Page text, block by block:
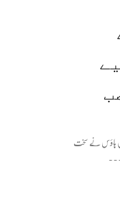
ہاؤس نے سخت